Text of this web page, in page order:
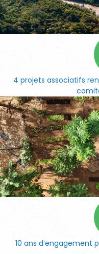
4 projets associatifs
10 ans d’engagement